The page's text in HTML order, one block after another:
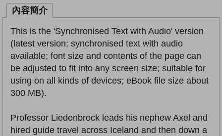
內容簡介
This is the 'Synchronised Text with Audio' version
(latest version; synchronised text with audio
available; font size and contents of the page can
be adjusted to fit into any screen size; suitable for
using on all kinds of devices; eBook file size about
300 MB).
Professor Liedenbrock leads his nephew Axel and
hired guide travel across Iceland and then down a